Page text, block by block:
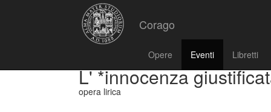
Corago
Opere Eventi Libretti
L' *innocenza
opera lirica